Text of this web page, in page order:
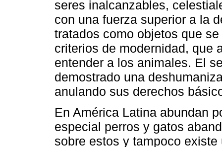
seres inalcanzables,
con una fuerza superior a la
tratados como objetos que
criterios de modernidad, que
entender a los animales. El
demostrado una
anulando sus derechos
En América Latina abundan
especial perros y gatos
sobre estos y tampoco